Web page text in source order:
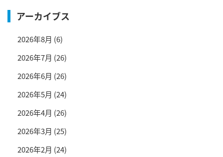
アーカイブス
2026年8月 (6)
2026年7月 (26)
2026年6月 (26)
2026年5月 (24)
2026年4月 (26)
2026年3月 (25)
2026年2月 (24)